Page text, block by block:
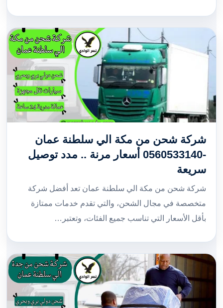
شركة شحن من مكة الي سلطنة عمان
-0560533140 أسعار مرنة .. مدد توصيل
سريعة
شركة شحن من مكة الي سلطنة عمان تعد أفضل شركة
متخصصة في مجال الشحن، والتي تقدم خدمات ممتازة
بأقل الأسعار التي تناسب جميع الفئات، وتعتبر…